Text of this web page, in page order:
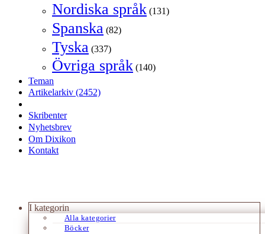
Nordiska språk (131)
Spanska (82)
Tyska (337)
Övriga språk (140)
Teman
Artikelarkiv (2452)
Skribenter
Nyhetsbrev
Om Dixikon
Kontakt
I kategorin
Alla kategorier
Böcker